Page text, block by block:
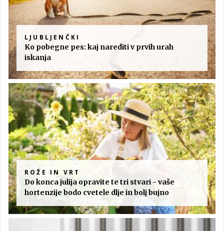
LJUBLJENČKI
Ko pobegne pes: kaj narediti v prvih urah
iskanja
ROŽE IN VRT
Do konca julija opravite te tri stvari - vaše
hortenzije bodo cvetele dlje in bolj bujno